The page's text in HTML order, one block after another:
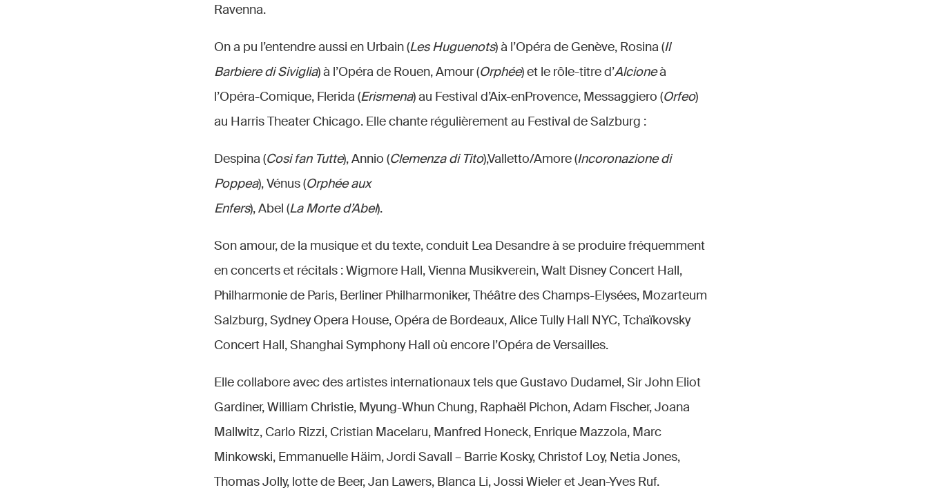
Ravenna.
On a pu l’entendre aussi en Urbain (Les Huguenots) à l’Opéra de Genève, Rosina (Il
Barbiere di Siviglia) à l’Opéra de Rouen, Amour (Orphée) et le rôle-titre d’Alcioneà
l’Opéra-Comique, Flerida (Erismena) au Festival d’Aix-enProvence, Messaggiero (Orfeo)
au Harris Theater Chicago. Elle chante régulièrement au Festival de Salzburg :
Despina (Cosi fan Tutte), Annio (Clemenza di Tito),Valletto/Amore (Incoronazione di
Poppea), Vénus (Orphée aux
Enfers), Abel (La Morte d’Abel).
Son amour, de la musique et du texte, conduit Lea Desandre à se produire fréquemment
en concerts et récitals : Wigmore Hall, Vienna Musikverein, Walt Disney Concert Hall,
Philharmonie de Paris, Berliner Philharmoniker, Théâtre des Champs-Elysées, Mozarteum
Salzburg, Sydney Opera House, Opéra de Bordeaux, Alice Tully Hall NYC, Tchaïkovsky
Concert Hall, Shanghai Symphony Hall où encore l’Opéra de Versailles.
Elle collabore avec des artistes internationaux tels que Gustavo Dudamel, Sir John Eliot
Gardiner, William Christie, Myung-Whun Chung, Raphaël Pichon, Adam Fischer, Joana
Mallwitz, Carlo Rizzi, Cristian Macelaru, Manfred Honeck, Enrique Mazzola, Marc
Minkowski, Emmanuelle Häim, Jordi Savall – Barrie Kosky, Christof Loy, Netia Jones,
Thomas Jolly, lotte de Beer, Jan Lawers, Blanca Li, Jossi Wieler et Jean-Yves Ruf.